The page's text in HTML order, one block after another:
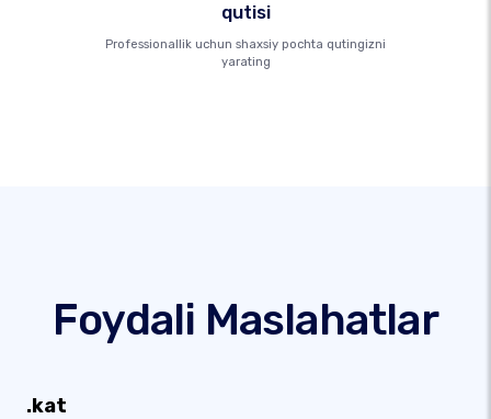
qutisi
Professionallik uchun shaxsiy pochta qutingizni
yarating
Foydali Maslahatlar
.kat